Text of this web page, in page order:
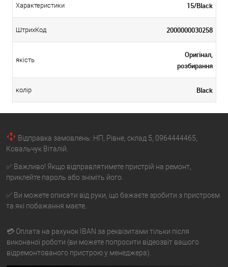
Характеристики 15/Black
ШтрихКод 2000000030258
якість
Оригінал,
розбирання
колір Black
Відправка замовлень: НП, Рівне, склад 5, 0964444465,
Ковальчук Віталій.
✅ Важливо! Якщо відправлятимете пристрій на ремонт,
приклейте пароль або зніміть його.
✅ Ви можете описати від руки, що бажаєте зробити з пристроєм
та які побажання маєте.
💳 Оплата на рахунок IBAN за реквізитами тільки після
виконаної роботи (ви можете попросити відеозвіт вашого
відремонтованого пристрою у менеджера).